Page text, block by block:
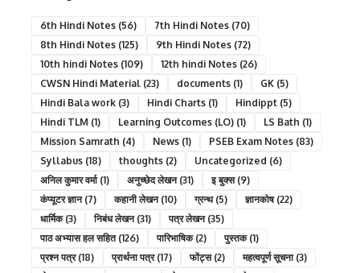
6th Hindi Notes (56) 7th Hindi Notes (70)
8th Hindi Notes (125) 9th Hindi Notes (72)
10th hindi Notes (109) 12th hindi Notes (26)
CWSN Hindi Material (23) documents (1) GK (5)
Hindi Bala work (3) Hindi Charts (1) Hindippt (5)
Hindi TLM (1) Learning Outcomes (LO) (1) LS Bath (1)
Mission Samrath (4) News (1) PSEB Exam Notes (83)
Syllabus (18) thoughts (2) Uncategorized (6)
अनिल कुमार वर्मा(1) अनुच्छेद लेखन(31) इ बुक्स(9)
कंप्यूटर ज्ञान(7) कहानी लेखन(10) ग्रन्थ(5) ज्ञानकोष(22)
धार्मिक(3) निबंध लेखन(31) पत्र लेखन(35)
पाठ अभ्यास हल सहित(126) पारिभाषिक(2) पुस्तक(1)
प्रश्न पत्र(18) प्रार्थना पत्र(17) फोंट्स(2) महत्वपूर्ण सूचना(3)